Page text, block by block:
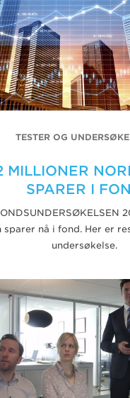
TESTER OG
MILLIONER
SPARER I
sparer nå i fond. Her er
undersøkelse.